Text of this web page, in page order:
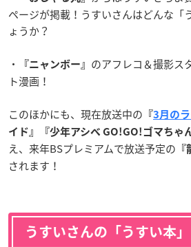
ページが掲載！うすいさんはどんな「
ょうか？
・ 『ニャンボー』 のアフレコ＆撮影ス
ト漫画！
このほかにも、現在放送中の 『3月の
イド』『少年アシベ GO!GO!ゴマちゃ
え、来年BSプレミアムで放送予定の
されます！
うすいさんの「うすい本」